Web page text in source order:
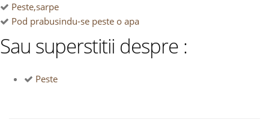
Peste,sarpe
Pod prabusindu-se peste o apa
Sau superstitii despre :
Peste